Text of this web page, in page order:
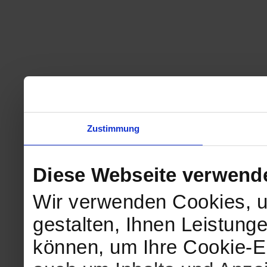
Zustimmung
Diese Webseite
Wir verwenden Cookies,
gestalten, Ihnen
können, um Ihre Cookie-